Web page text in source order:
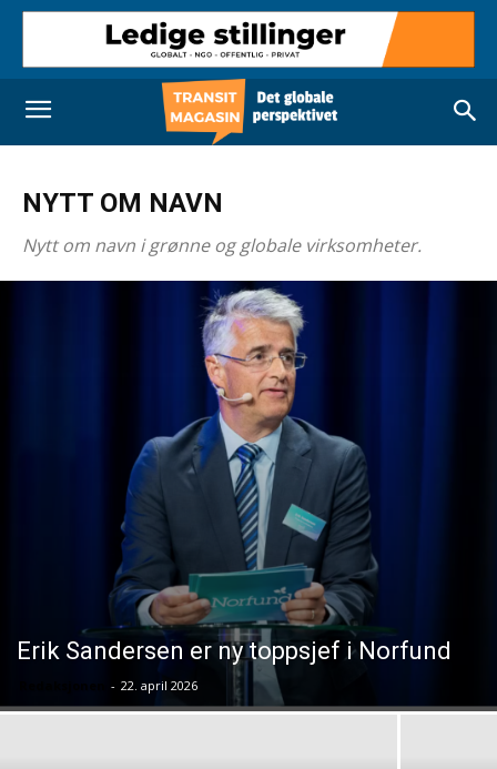
NYTT OM NAVN
Nytt om navn i grønne og globale virksomheter.
Erik Sandersen er ny toppsjef i Norfund
- 22. april 2026